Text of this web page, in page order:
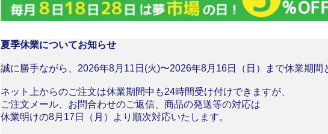
夏季休業についてお知らせ
誠に勝手ながら、2026年8月11日(火)〜2026年8月16日（日）まで休業期間
ネット上からのご注文は休業期間中も24時間受け付けできますが、
ご注文メール、お問合わせのご返信、商品の発送等の対応は
休業明けの8月17日（月）より順次対応いたします。